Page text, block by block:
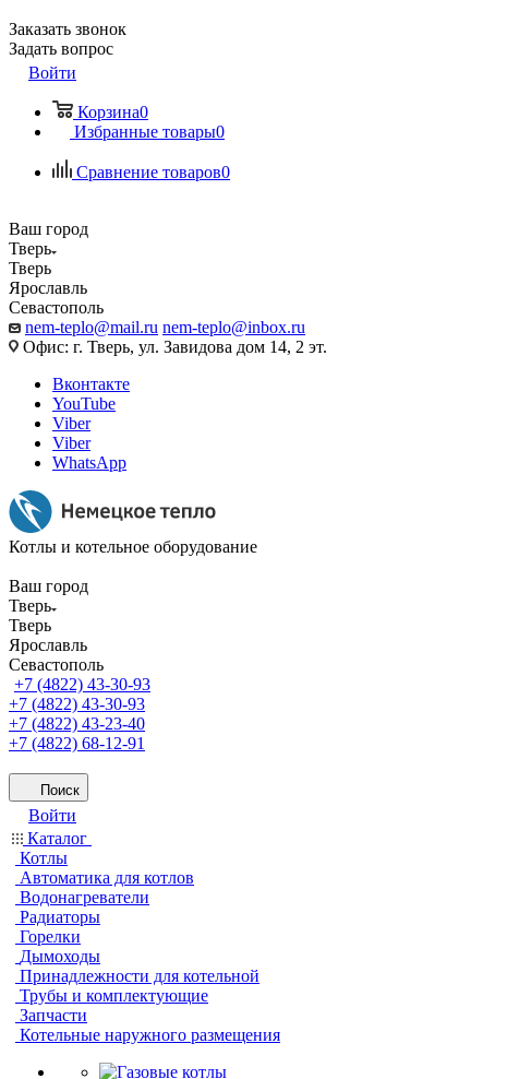
Заказать звонок
Задать вопрос
Войти
Корзина0
Избранные товары0
Сравнение товаров0
Ваш город
Тверь
Тверь
Ярославль
Севастополь
nem-teplo@mail.ru nem-teplo@inbox.ru
Офис: г. Тверь, ул. Завидова дом 14, 2 эт.
Вконтакте
YouTube
Viber
Viber
WhatsApp
Котлы и котельное оборудование
Ваш город
Тверь
Тверь
Ярославль
Севастополь
+7 (4822) 43-30-93
+7 (4822) 43-30-93
+7 (4822) 43-23-40
+7 (4822) 68-12-91
Поиск
Войти
Каталог
Котлы
Автоматика для котлов
Водонагреватели
Радиаторы
Горелки
Дымоходы
Принадлежности для котельной
Трубы и комплектующие
Запчасти
Котельные наружного размещения